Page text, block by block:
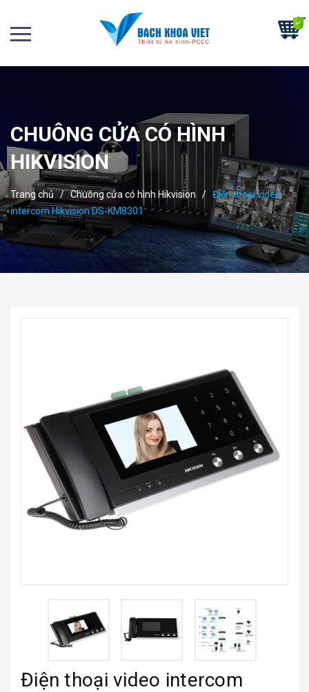
CHUÔNG CỬA CÓ HÌNH
HIKVISION
Trang chủ / Chuông cửa có hình Hikvision / Điện thoại video
intercom Hikvision DS-KM8301
Điện thoại video intercom